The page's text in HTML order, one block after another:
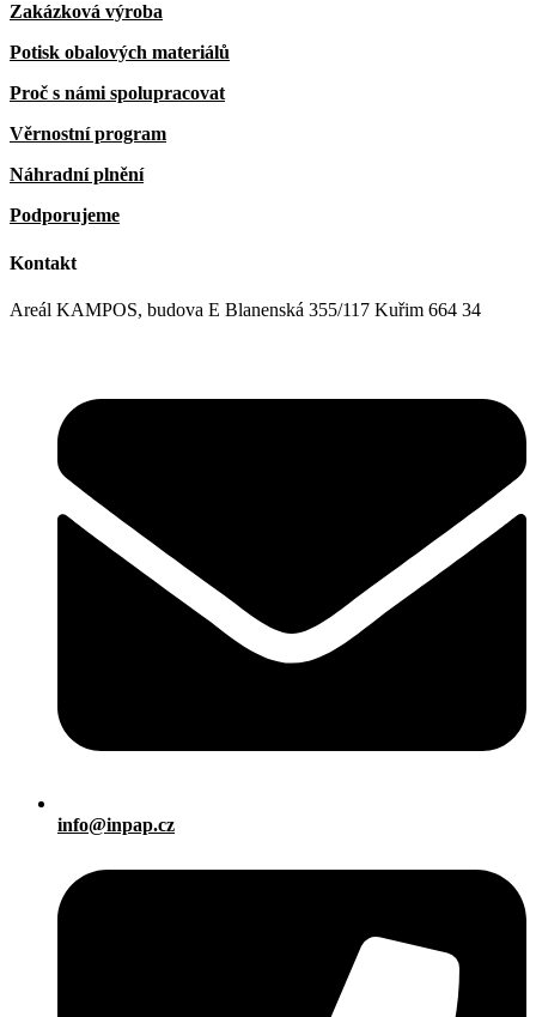
Zakázková výroba
Potisk obalových materiálů
Proč s námi spolupracovat
Věrnostní program
Náhradní plnění
Podporujeme
Kontakt
Areál KAMPOS, budova E Blanenská 355/117 Kuřim 664 34
info@inpap.cz